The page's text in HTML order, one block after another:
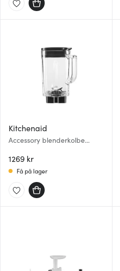
Kitchenaid
Accessory blenderkolbe
1269 kr
Få på lager